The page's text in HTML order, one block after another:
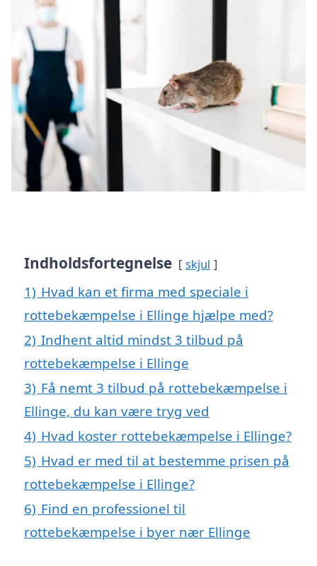
Indholdsfortegnelse skjul
1) Hvad kan et firma med speciale i
rottebekæmpelse i Ellinge hjælpe med?
2) Indhent altid mindst 3 tilbud på
rottebekæmpelse i Ellinge
3) Få nemt 3 tilbud på rottebekæmpelse i
Ellinge, du kan være tryg ved
4) Hvad koster rottebekæmpelse i Ellinge?
5) Hvad er med til at bestemme prisen på
rottebekæmpelse i Ellinge?
6) Find en professionel til
rottebekæmpelse i byer nær Ellinge